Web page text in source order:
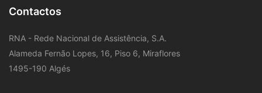
Contactos
RNA - Rede Nacional de Assistência, S.A.
Alameda Fernão Lopes, 16, Piso 6, Miraflores
1495-190 Algés